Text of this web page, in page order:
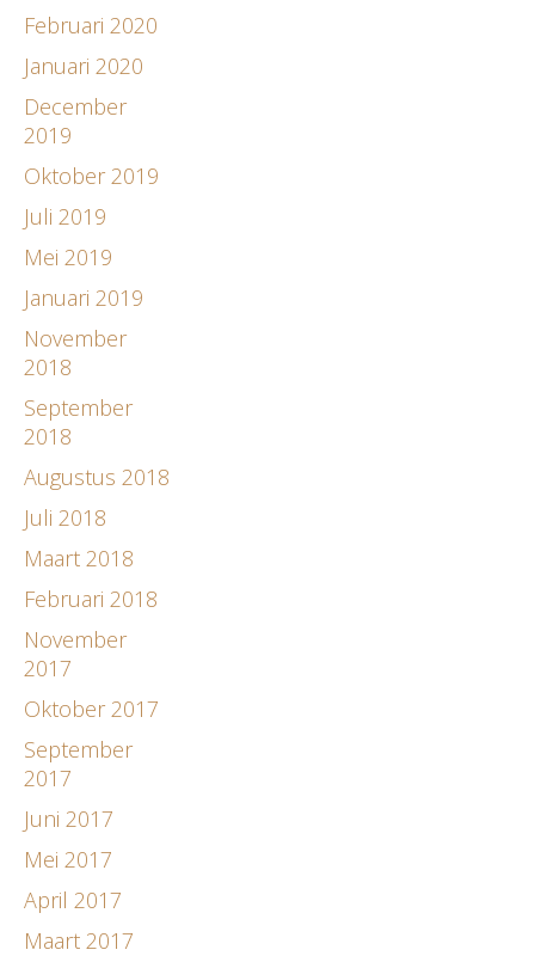
Februari 2020
Januari 2020
December
2019
Oktober 2019
Juli 2019
Mei 2019
Januari 2019
November
2018
September
2018
Augustus 2018
Juli 2018
Maart 2018
Februari 2018
November
2017
Oktober 2017
September
2017
Juni 2017
Mei 2017
April 2017
Maart 2017